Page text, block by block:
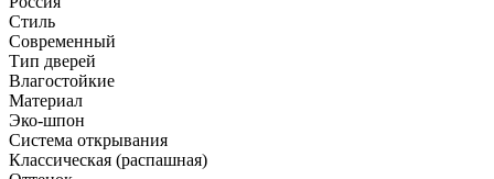
Стиль
Современный
Тип дверей
Влагостойкие
Материал
Эко-шпон
Система открывания
Классическая (распашная)